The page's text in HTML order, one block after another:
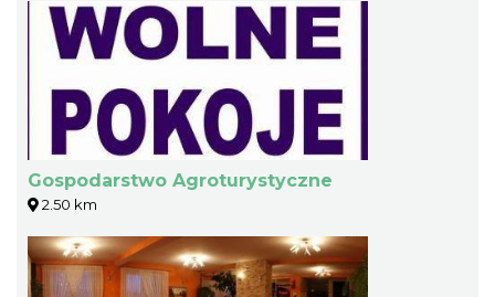
Gospodarstwo Agroturystyczne
2.50 km